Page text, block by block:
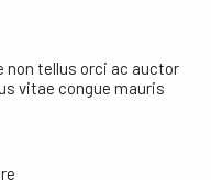
non tellus orci ac auctor
vitae congue mauris